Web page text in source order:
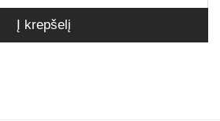
Į krepšelį